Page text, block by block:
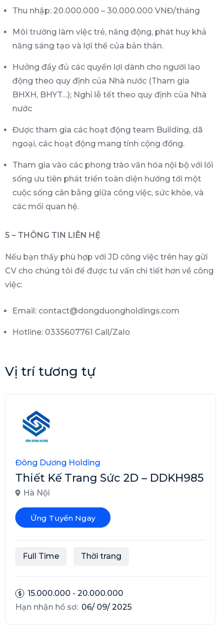
Thu nhập: 20.000.000 – 30.000.000 VNĐ/tháng
Môi trường làm việc trẻ, năng động, phát huy khả
năng sáng tạo và lợi thế của bản thân.
Hưởng đầy đủ các quyền lợi dành cho người lao
động theo quy định của Nhà nước (Tham gia
BHXH, BHYT…); Nghỉ lễ tết theo quy định của Nhà
nước
Được tham gia các hoạt động team Building, dã
ngoại, các hoạt động mang tính cộng đồng.
Tham gia vào các phong trào văn hóa nội bộ với lối
sống ưu tiên phát triển toàn diện hướng tới một
cuộc sống cân bằng giữa công việc, sức khỏe, và
các mối quan hệ.
5 – THÔNG TIN LIÊN HỆ
Nếu bạn thấy phù hợp với JD công việc trên hay gửi
CV cho chúng tôi để được tư vấn chi tiết hơn về công
việc:
Email: contact@dongduongholdings.com
Hotline: 0335607761 Call/Zalo
Vị trí tương tự
Đông Dương Holding
Thiết Kế Trang Sức 2D – DDKH985
Hà Nội
Ứng Tuyển Ngay
Full Time Thời trang
15.000.000 - 20.000.000
Hạn nhận hồ sơ: 06/ 09/ 2025